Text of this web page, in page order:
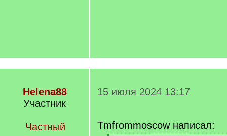
Helena88
Участник
Частный
15 июля 2024 13:17
Tmfrommoscow написал: